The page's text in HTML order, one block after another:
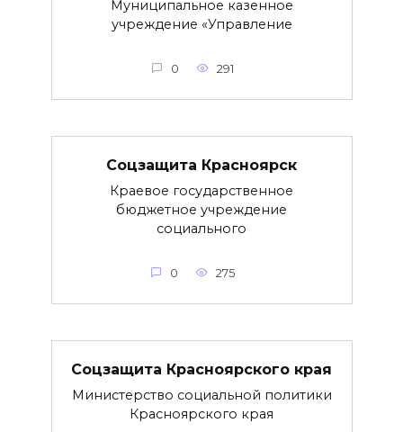
Муниципальное казенное
учреждение «Управление
0 291
Соцзащита Красноярск
Краевое государственное
бюджетное учреждение
социального
0 275
Соцзащита Красноярского края
Министерство социальной политики
Красноярского края